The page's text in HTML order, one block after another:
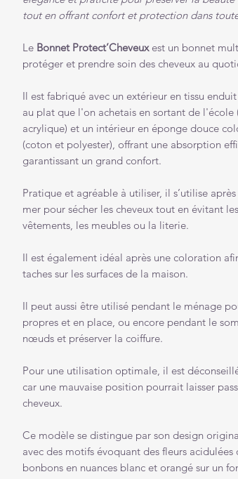
tout en offrant confort et protection dans
Le Bonnet Protect’Cheveuxest un bonnet
protéger et prendre soin des cheveux au
Il est fabriqué avec un extérieur en tissu
au plat que l'on achetais en sortant de
acrylique) et un intérieur en éponge douce
(coton et polyester), offrant une absorption
garantissant un grand confort.
Pratique et agréable à utiliser, il s’utilise
mer pour sécher les cheveux tout en évitant
vêtements, les meubles ou la literie.
Il est également idéal après une coloration
taches sur les surfaces de la maison.
Il peut aussi être utilisé pendant le ménage
propres et en place, ou encore pendant le
nœuds et préserver la coiffure.
Pour une utilisation optimale, il est
car une mauvaise position pourrait laisser
cheveux.
Ce modèle se distingue par son design
avec des motifs évoquant des fleurs
bonbons en nuances blanc et orangé sur un